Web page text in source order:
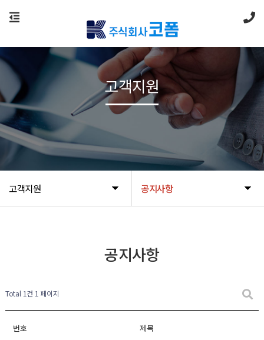
고객지원 공지사항
고객지원
공지사항
Total 1건 1 페이지
번호 제목